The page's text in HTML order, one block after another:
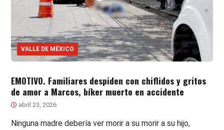
VALLE DE MÉXICO
EMOTIVO. Familiares despiden con chiflidos y gritos
de amor a Marcos, bíker muerto en accidente
abril 23, 2026
Ninguna madre debería ver morir a su morir a su hijo,